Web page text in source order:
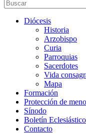
Diócesis
Historia
Arzobispo
Curia
Parroquias
Sacerdotes
Vida
Mapa
Formación
Protección de
Sínodo
Boletín Eclesiástico
Contacto